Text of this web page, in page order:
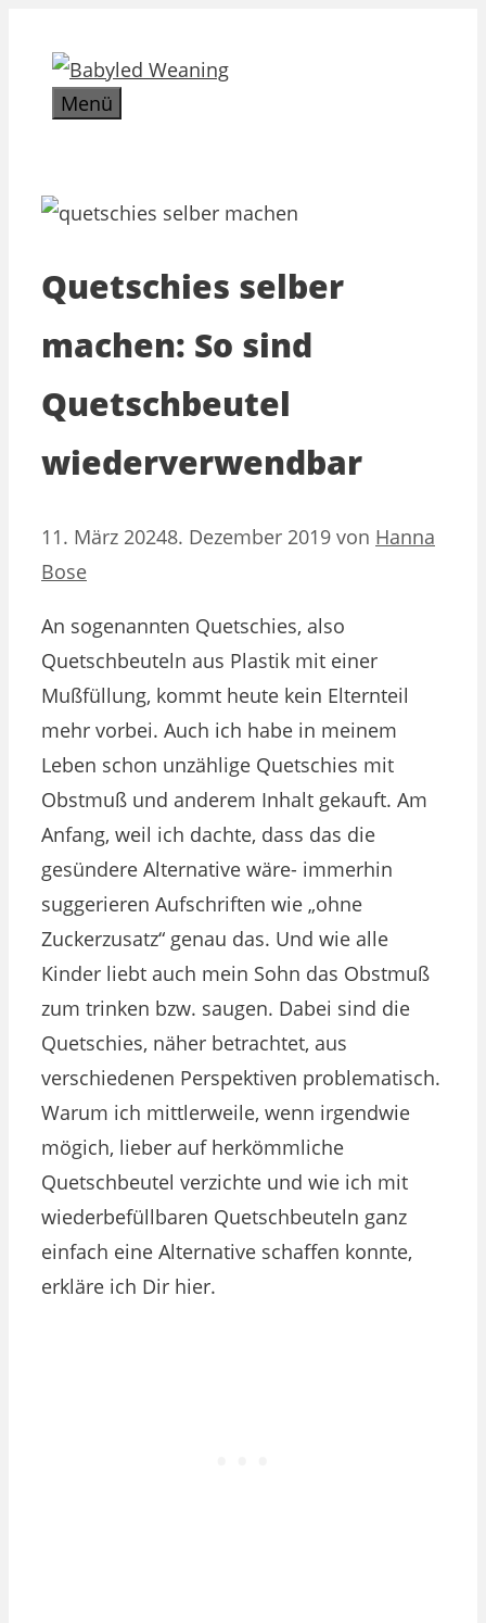
Inhalt
springenMenü
Quetschies selber
machen: So sind
Quetschbeutel
wiederverwendbar
11. März 20248. Dezember 2019 von Hanna
Bose
An sogenannten Quetschies, also
Quetschbeuteln aus Plastik mit einer
Mußfüllung, kommt heute kein Elternteil
mehr vorbei. Auch ich habe in meinem
Leben schon unzählige Quetschies mit
Obstmuß und anderem Inhalt gekauft. Am
Anfang, weil ich dachte, dass das die
gesündere Alternative wäre- immerhin
suggerieren Aufschriften wie „ohne
Zuckerzusatz“ genau das. Und wie alle
Kinder liebt auch mein Sohn das Obstmuß
zum trinken bzw. saugen. Dabei sind die
Quetschies, näher betrachtet, aus
verschiedenen Perspektiven problematisch.
Warum ich mittlerweile, wenn irgendwie
mögich, lieber auf herkömmliche
Quetschbeutel verzichte und wie ich mit
wiederbefüllbaren Quetschbeuteln ganz
einfach eine Alternative schaffen konnte,
erkläre ich Dir hier.